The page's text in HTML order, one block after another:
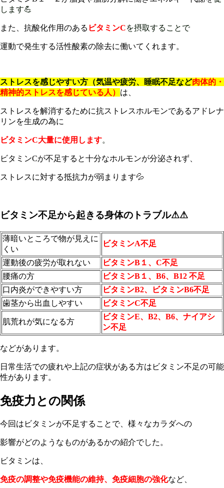
します💪
また、抗酸化作用のある ビタミンCを摂取することで
運動で発生する活性酸素の除去に働いてくれます。
ストレスを感じやすい方（気温や疲労、睡眠不足など肉体的・
精神的ストレスを感じている人） は、
ストレスを解消するために抗ストレスホルモンであるアドレナ
リンを生成の為に
ビタミンC大量に使用します。
ビタミンCが不足すると十分なホルモンが分泌されず、
ストレスに対する抵抗力が弱まります💦
ビタミン不足から起きる身体のトラブル⚠⚠
薄暗いところで物が見えに
くい
ビタミンA不足
運動後の疲労が取れない
ビタミンB１、C不足
腰痛の方
ビタミンB１、B6、B12 不足
口内炎ができやすい方
ビタミンB2、ビタミンB6不足
歯茎から出血しやすい
ビタミンC不足
肌荒れが気になる方
ビタミンE、B2、B6、ナイアシ
ン不足
などがあります。
日常生活での疲れや上記の症状がある方はビタミン不足の可能
性があります。
免疫力との関係
今回はビタミンが不足することで、様々なカラダへの
影響がどのようなものがあるかの紹介でした。
ビタミンは、
免疫の調整や免疫機能の維持、免疫細胞の強化など、